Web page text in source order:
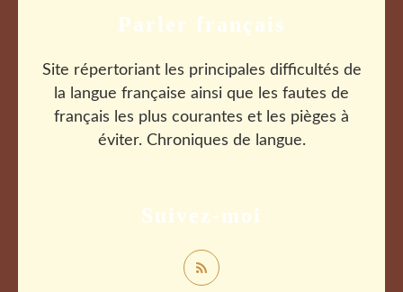
Suivez-moi
Parler français
Site répertoriant les principales difficultés de
la langue française ainsi que les fautes de
français les plus courantes et les pièges à
éviter. Chroniques de langue.